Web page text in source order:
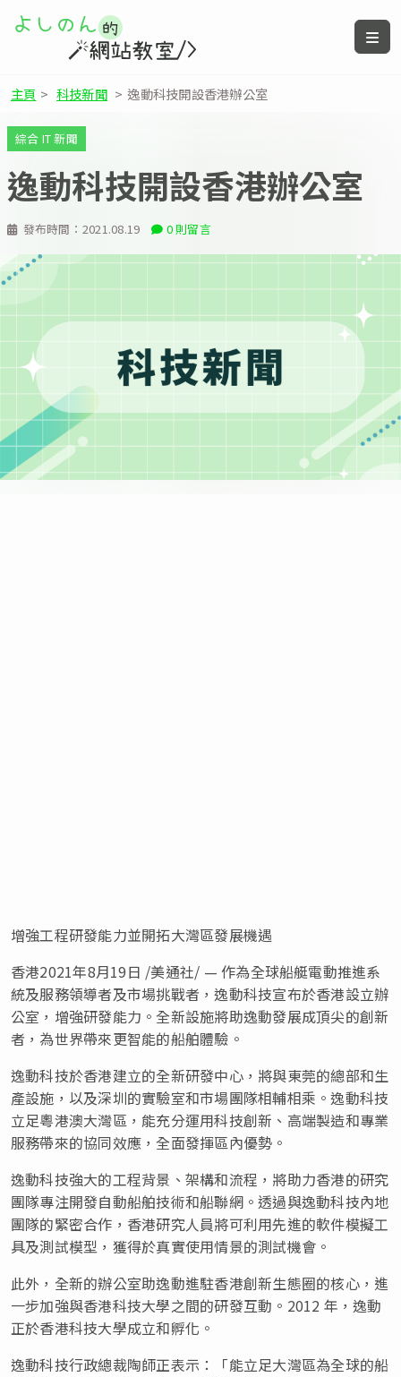
主頁 > 科技新聞 > 逸動科技開設香港辦公室
發布時間： 2021.08.19 0 則留言
綜合 IT 新聞
逸動科技開設香港辦公室
增強工程研發能力並開拓大灣區發展機遇
香港2021年8月19日 /美通社/ — 作為全球船艇電動推進系
統及服務領導者及市場挑戰者，逸動科技宣布於香港設立辦
公室，增強研發能力。全新設施將助逸動發展成頂尖的創新
者，為世界帶來更智能的船舶體驗。
逸動科技於香港建立的全新研發中心，將與東莞的總部和生
產設施，以及深圳的實驗室和市場團隊相輔相乘。逸動科技
立足粵港澳大灣區，能充分運用科技創新、高端製造和專業
服務帶來的協同效應，全面發揮區內優勢。
逸動科技強大的工程背景、架構和流程，將助力香港的研究
團隊專注開發自動船舶技術和船聯網。透過與逸動科技內地
團隊的緊密合作，香港研究人員將可利用先進的軟件模擬工
具及測試模型，獲得於真實使用情景的測試機會。
此外，全新的辦公室助逸動進駐香港創新生態圈的核心，進
一步加強與香港科技大學之間的研發互動。2012 年，逸動
正於香港科技大學成立和孵化。
逸動科技行政總裁陶師正表示：「能立足大灣區為全球的船